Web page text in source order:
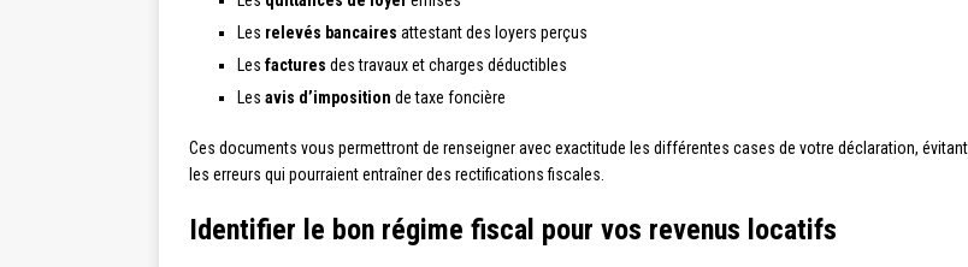
Les relevés bancaires attestant des loyers perçus
Les factures des travaux et charges déductibles
Les avis d’imposition de taxe foncière
Ces documents vous permettront de renseigner avec exactitude les différentes cases de votre déclaration,
les erreurs qui pourraient entraîner des rectifications fiscales.
Identifier le bon régime fiscal pour vos revenus locatifs